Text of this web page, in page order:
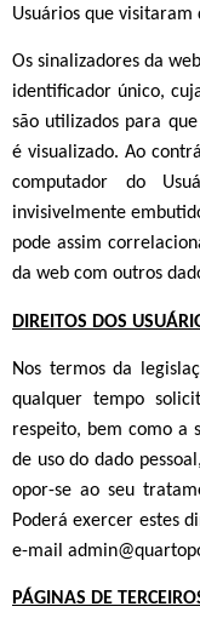
Usuários que visitaram
Os sinalizadores da
identificador único,
são utilizados para
é visualizado. Ao
computador do
invisivelmente
pode assim
da web com outros
DIREITOS DOS
Nos termos da
qualquer tempo
respeito, bem como a
de uso do dado
opor-se ao seu
Poderá exercer estes
e-mail
PÁGINAS DE